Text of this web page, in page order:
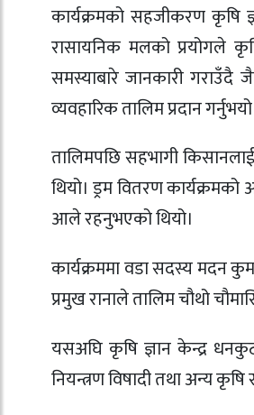
कार्यक्रमको सहजीकरण कृषि
रासायनिक मलको प्रयोगले
समस्याबारे जानकारी गराउँदै
व्यवहारिक तालिम प्रदान
तालिमपछि सहभागी किसानलाई
थियो। ड्रम वितरण
आले रहनुभएको थियो।
कार्यक्रममा वडा सदस्य मदन
प्रमुख रानाले तालिम चौथो
यसअघि कृषि ज्ञान केन्द्र
नियन्त्रण विषादी तथा अन्य